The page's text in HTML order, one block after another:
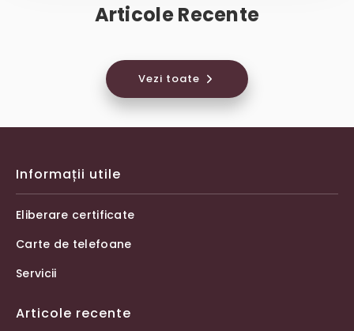
Articole Recente
Vezi toate
Informații utile
Eliberare certificate
Carte de telefoane
Servicii
Articole recente